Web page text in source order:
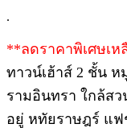
.
**ลดราคาพิเศษเห
ทาวน์เฮ้าส์ 2 ชั้น ห
รามอินทรา ใกล้ส
อยู่ หทัยราษฎร์ แ